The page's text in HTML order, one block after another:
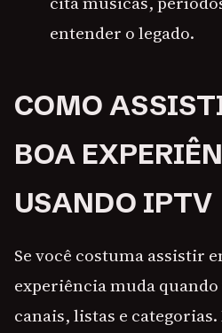
entender o legado.
COMO
BOA
USANDO IPTV
Se você costuma assistir
experiência muda
canais, listas e categorias.